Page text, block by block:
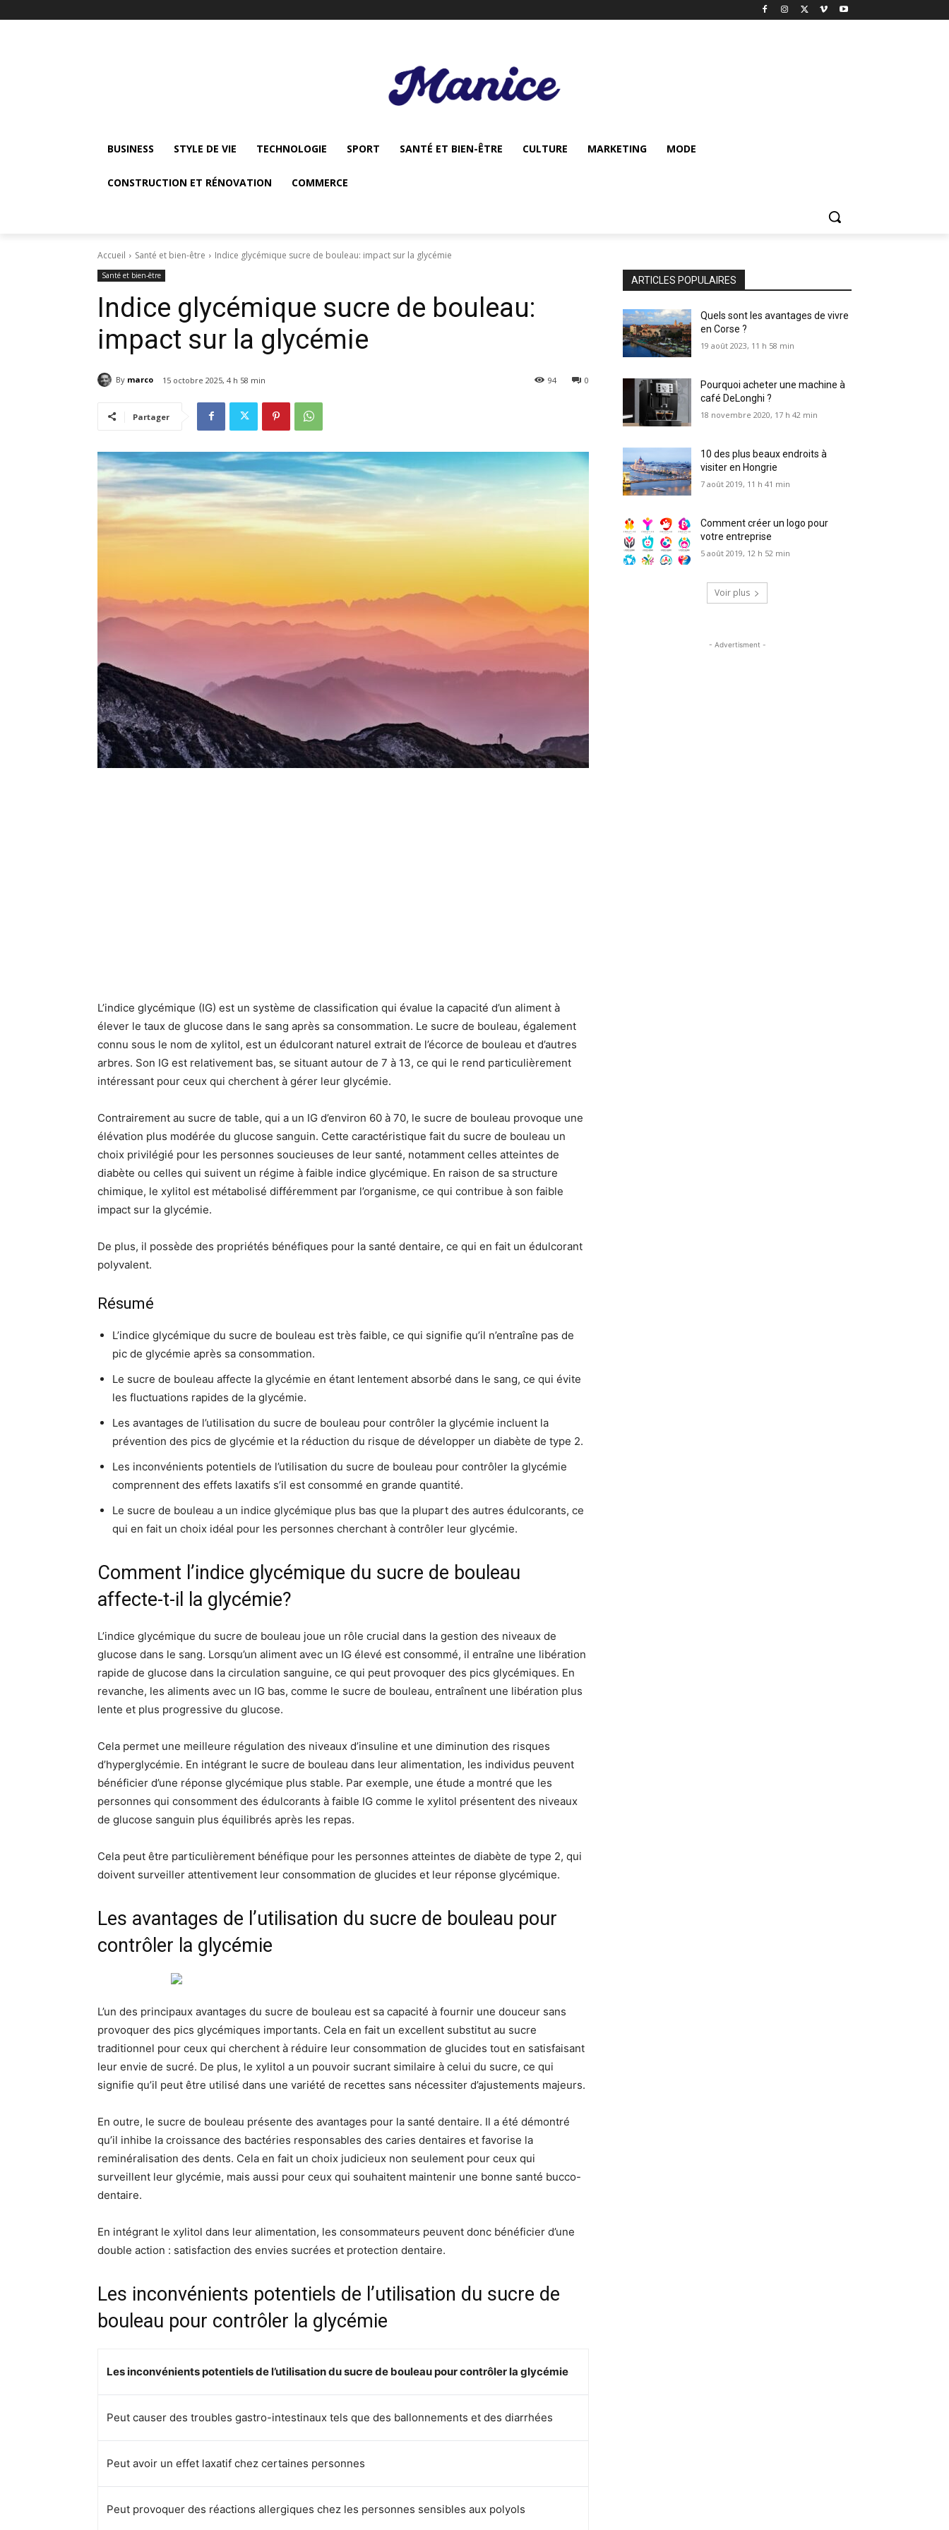
BUSINESS STYLE DE VIE TECHNOLOGIE SPORT SANTÉ ET BIEN-ÊTRE CULTURE MARKETING MODE
CONSTRUCTION ET RÉNOVATION COMMERCE
Accueil Santé et bien-être Indice glycémique sucre de bouleau: impact sur la glycémie
Santé et bien-être
Indice glycémique sucre de bouleau:
impact sur la glycémie
By marco 15 octobre 2025, 4 h 58 min 0
94
Partager
L’indice glycémique (IG) est un système de classification qui évalue la capacité d’un aliment à
élever le taux de glucose dans le sang après sa consommation. Le sucre de bouleau, également
connu sous le nom de xylitol, est un édulcorant naturel extrait de l’écorce de bouleau et d’autres
arbres. Son IG est relativement bas, se situant autour de 7 à 13, ce qui le rend particulièrement
intéressant pour ceux qui cherchent à gérer leur glycémie.
Contrairement au sucre de table, qui a un IG d’environ 60 à 70, le sucre de bouleau provoque une
élévation plus modérée du glucose sanguin. Cette caractéristique fait du sucre de bouleau un
choix privilégié pour les personnes soucieuses de leur santé, notamment celles atteintes de
diabète ou celles qui suivent un régime à faible indice glycémique. En raison de sa structure
chimique, le xylitol est métabolisé différemment par l’organisme, ce qui contribue à son faible
impact sur la glycémie.
De plus, il possède des propriétés bénéfiques pour la santé dentaire, ce qui en fait un édulcorant
polyvalent.
Résumé
L’indice glycémique du sucre de bouleau est très faible, ce qui signifie qu’il n’entraîne pas de
pic de glycémie après sa consommation.
Le sucre de bouleau affecte la glycémie en étant lentement absorbé dans le sang, ce qui évite
les fluctuations rapides de la glycémie.
Les avantages de l’utilisation du sucre de bouleau pour contrôler la glycémie incluent la
prévention des pics de glycémie et la réduction du risque de développer un diabète de type 2.
Les inconvénients potentiels de l’utilisation du sucre de bouleau pour contrôler la glycémie
comprennent des effets laxatifs s’il est consommé en grande quantité.
Le sucre de bouleau a un indice glycémique plus bas que la plupart des autres édulcorants, ce
qui en fait un choix idéal pour les personnes cherchant à contrôler leur glycémie.
Comment l’indice glycémique du sucre de bouleau
affecte-t-il la glycémie?
L’indice glycémique du sucre de bouleau joue un rôle crucial dans la gestion des niveaux de
glucose dans le sang. Lorsqu’un aliment avec un IG élevé est consommé, il entraîne une libération
rapide de glucose dans la circulation sanguine, ce qui peut provoquer des pics glycémiques. En
revanche, les aliments avec un IG bas, comme le sucre de bouleau, entraînent une libération plus
lente et plus progressive du glucose.
Cela permet une meilleure régulation des niveaux d’insuline et une diminution des risques
d’hyperglycémie. En intégrant le sucre de bouleau dans leur alimentation, les individus peuvent
bénéficier d’une réponse glycémique plus stable. Par exemple, une étude a montré que les
personnes qui consomment des édulcorants à faible IG comme le xylitol présentent des niveaux
de glucose sanguin plus équilibrés après les repas.
Cela peut être particulièrement bénéfique pour les personnes atteintes de diabète de type 2, qui
doivent surveiller attentivement leur consommation de glucides et leur réponse glycémique.
Les avantages de l’utilisation du sucre de bouleau pour
contrôler la glycémie
L’un des principaux avantages du sucre de bouleau est sa capacité à fournir une douceur sans
provoquer des pics glycémiques importants. Cela en fait un excellent substitut au sucre
traditionnel pour ceux qui cherchent à réduire leur consommation de glucides tout en satisfaisant
leur envie de sucré. De plus, le xylitol a un pouvoir sucrant similaire à celui du sucre, ce qui
signifie qu’il peut être utilisé dans une variété de recettes sans nécessiter d’ajustements majeurs.
En outre, le sucre de bouleau présente des avantages pour la santé dentaire. Il a été démontré
qu’il inhibe la croissance des bactéries responsables des caries dentaires et favorise la
reminéralisation des dents. Cela en fait un choix judicieux non seulement pour ceux qui
surveillent leur glycémie, mais aussi pour ceux qui souhaitent maintenir une bonne santé bucco-
dentaire.
En intégrant le xylitol dans leur alimentation, les consommateurs peuvent donc bénéficier d’une
double action : satisfaction des envies sucrées et protection dentaire.
Les inconvénients potentiels de l’utilisation du sucre de
bouleau pour contrôler la glycémie
Les inconvénients potentiels de l’utilisation du sucre de bouleau pour contrôler la glycémie
Peut causer des troubles gastro-intestinaux tels que des ballonnements et des diarrhées
Peut avoir un effet laxatif chez certaines personnes
Peut provoquer des réactions allergiques chez les personnes sensibles aux polyols
ARTICLES POPULAIRES
Quels sont les avantages de vivre
en Corse ?
19 août 2023, 11 h 58 min
Pourquoi acheter une machine à
café DeLonghi ?
18 novembre 2020, 17 h 42 min
10 des plus beaux endroits à
visiter en Hongrie
7 août 2019, 11 h 41 min
Comment créer un logo pour
votre entreprise
5 août 2019, 12 h 52 min
Voir plus
- Advertisment -